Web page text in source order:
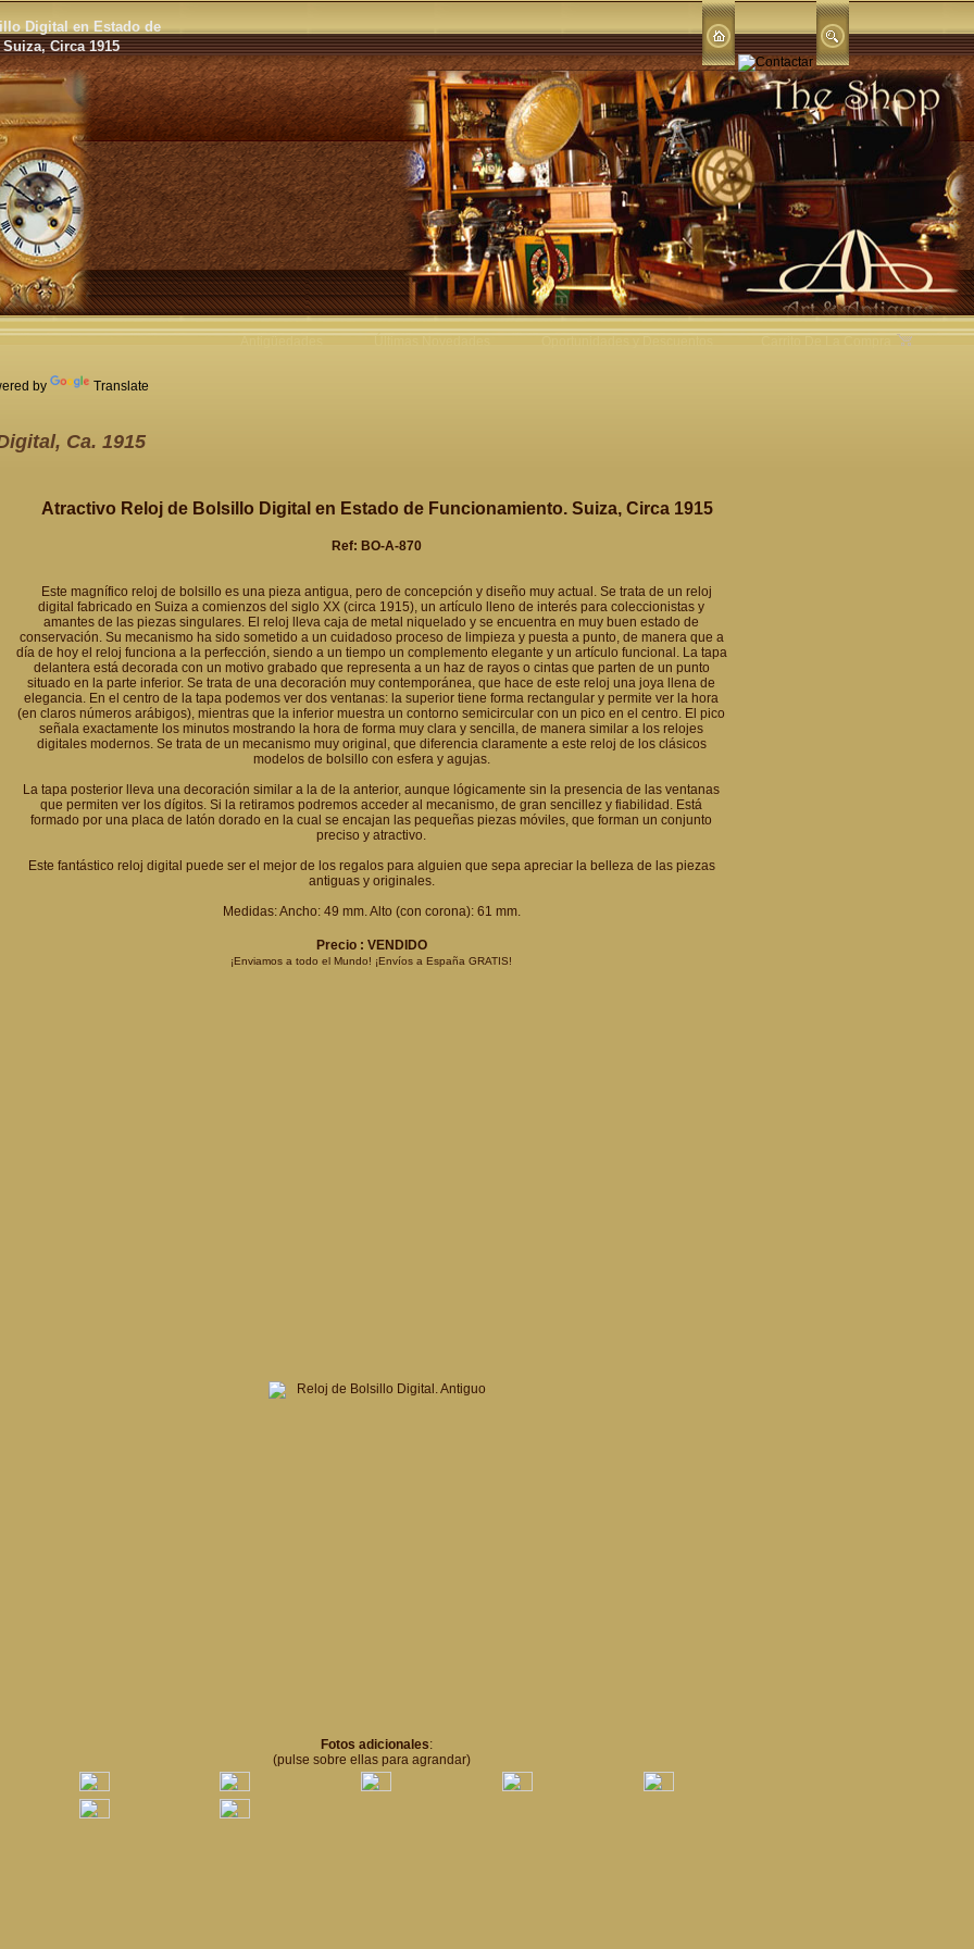
Digital en Estado de
Circa 1915
by Translate
Ca. 1915
Atractivo Reloj de Bolsillo Digital en Estado de Funcionamiento. Suiza, Circa 1915
Ref: BO-A-870
Este magnífico reloj de bolsillo es una pieza antigua, pero de concepción y diseño muy actual. Se trata de un reloj
digital fabricado en Suiza a comienzos del siglo XX (circa 1915), un artículo lleno de interés para coleccionistas y
amantes de las piezas singulares. El reloj lleva caja de metal niquelado y se encuentra en muy buen estado de
conservación. Su mecanismo ha sido sometido a un cuidadoso proceso de limpieza y puesta a punto, de manera que a
día de hoy el reloj funciona a la perfección, siendo a un tiempo un complemento elegante y un artículo funcional. La tapa
delantera está decorada con un motivo grabado que representa a un haz de rayos o cintas que parten de un punto
situado en la parte inferior. Se trata de una decoración muy contemporánea, que hace de este reloj una joya llena de
elegancia. En el centro de la tapa podemos ver dos ventanas: la superior tiene forma rectangular y permite ver la hora
(en claros números arábigos), mientras que la inferior muestra un contorno semicircular con un pico en el centro. El pico
señala exactamente los minutos mostrando la hora de forma muy clara y sencilla, de manera similar a los relojes
digitales modernos. Se trata de un mecanismo muy original, que diferencia claramente a este reloj de los clásicos
modelos de bolsillo con esfera y agujas.
La tapa posterior lleva una decoración similar a la de la anterior, aunque lógicamente sin la presencia de las ventanas
que permiten ver los dígitos. Si la retiramos podremos acceder al mecanismo, de gran sencillez y fiabilidad. Está
formado por una placa de latón dorado en la cual se encajan las pequeñas piezas móviles, que forman un conjunto
preciso y atractivo.
Este fantástico reloj digital puede ser el mejor de los regalos para alguien que sepa apreciar la belleza de las piezas
antiguas y originales.
Medidas: Ancho: 49 mm. Alto (con corona): 61 mm.
Precio : VENDIDO
¡Enviamos a todo el Mundo! ¡Envíos a España GRATIS!
Fotos adicionales:
(pulse sobre ellas para agrandar)